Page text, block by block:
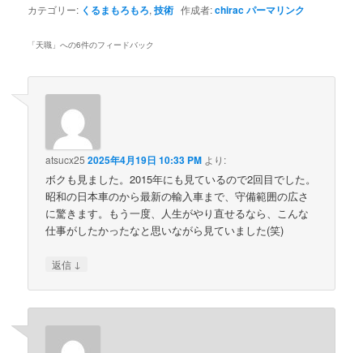
カテゴリー: くるまもろもろ,技術 作成者:chiracパーマリンク
「天職 」への6件のフィードバック
atsucx25 2025年4月19日 10:33 PM より:
ボクも見ました。2015年にも見ているので2回目でした。
昭和の日本車のから最新の輸入車まで、守備範囲の広さ
に驚きます。もう一度、人生がやり直せるなら、こんな
仕事がしたかったなと思いながら見ていました(笑)
返信 ↓